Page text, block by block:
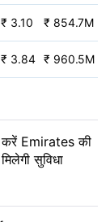
₹ 3.10 ₹ 854.7M
₹ 3.84 ₹ 960.5M
Emirates की
सुविधा